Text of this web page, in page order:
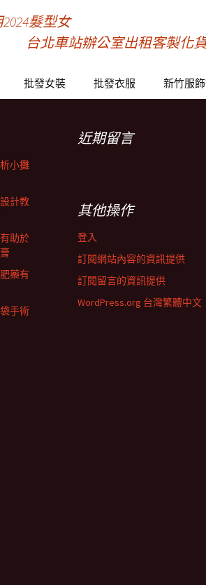
髮型女
台北車站辦公室出租客製化
批發女裝 批發衣服 新竹服
小攤
計教
助於
藥有
手術
近期留言
其他操作
登入
訂閱網站內容的資訊提供
訂閱留言的資訊提供
WordPress.org 台灣繁體中文